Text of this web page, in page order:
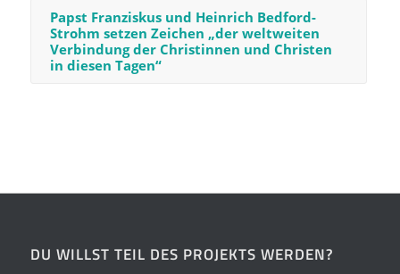
Papst Franziskus und Heinrich Bedford-
Strohm setzen Zeichen „der weltweiten
Verbindung der Christinnen und Christen
in diesen Tagen“
DU WILLST TEIL DES PROJEKTS WERDEN?